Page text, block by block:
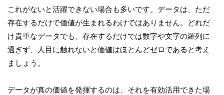
これがないと活躍できない場合も多いです。データは、ただ
存在するだけで価値が生まれるわけではありません。どれだ
け貴重なデータでも、存在するだけでは数字や文字の羅列に
過ぎず、人目に触れないと価値はほとんどゼロであると考え
ましょう。
データが真の価値を発揮するのは、それを有効活用できた場